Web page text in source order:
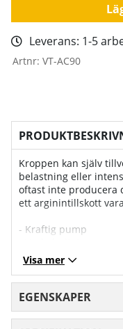
Leverans: 1-5
Artnr: VT-AC90
Kroppen kan själv
belastning eller
oftast inte producera
ett arginintillskott
- Kraftig pump
- Stimulerar
Arginen ökar
vidgar dina blodkärl
syre och
blodflöde kan man
Visa mer
EGENSKAPER